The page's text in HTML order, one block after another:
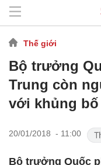
Thế giới
Bộ trưởng
Trung còn
với khủng bố
20/01/2018 - 11:00
Bộ trưởng Quốc